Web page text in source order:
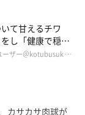
て甘えるチワ
し「健康で穏や
い」と願う
ーザー＠kotubusuk …
カサカサ肉球が